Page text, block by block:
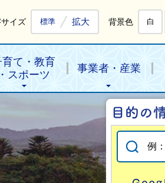
イズ 標準 拡大 背景色 白
育て・教育
・スポーツ
事業者・産業